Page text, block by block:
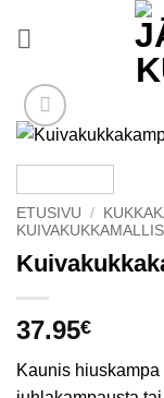
ETUSIVU /
37.95€
Kaunis